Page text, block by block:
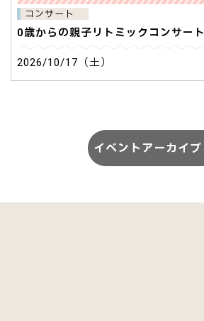
コンサート
0歳からの親子リトミックコンサート
2026/10/17（土）
イベントアーカイブ